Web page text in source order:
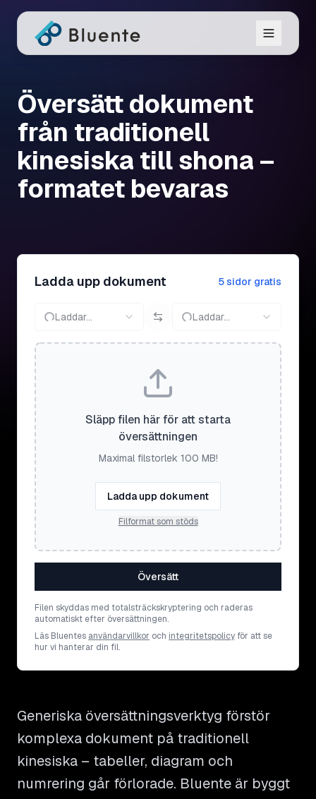
Översätt dokument
från traditionell
kinesiska till shona –
formatet bevaras
Ladda upp dokument 5 sidor gratis
Laddar... Laddar...
Släpp filen här för att starta
översättningen
Maximal filstorlek 100 MB!
Ladda upp dokument
Filformat som stöds
Översätt
Filen skyddas med totalsträckskryptering och raderas
automatiskt efter översättningen.
Läs Bluentes användarvillkor och integritetspolicy för att se
hur vi hanterar din fil.
Generiska översättningsverktyg förstör
komplexa dokument på traditionell
kinesiska – tabeller, diagram och
numrering går förlorade. Bluente är byggt